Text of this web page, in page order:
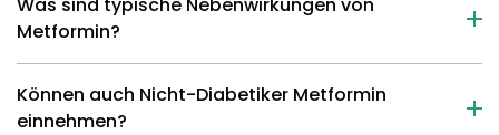
Metformin?
Können auch Nicht-Diabetiker Metformin
einnehmen?